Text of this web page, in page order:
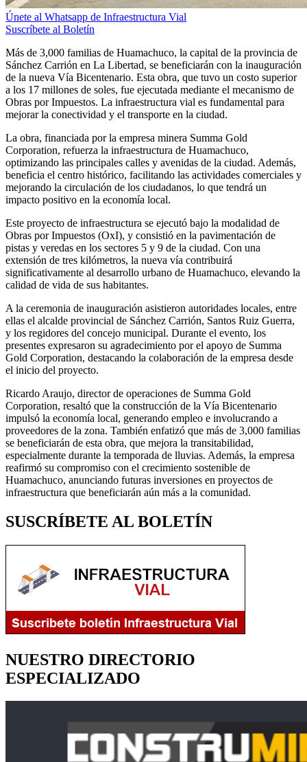
Únete al Whatsapp de Infraestructura Vial
Suscríbete al Boletín
Más de 3,000 familias de Huamachuco, la capital de la provincia de
Sánchez Carrión en La Libertad, se beneficiarán con la inauguración
de la nueva Vía Bicentenario. Esta obra, que tuvo un costo superior
a los 17 millones de soles, fue ejecutada mediante el mecanismo de
Obras por Impuestos. La infraestructura vial es fundamental para
mejorar la conectividad y el transporte en la ciudad.
La obra, financiada por la empresa minera Summa Gold
Corporation, refuerza la infraestructura de Huamachuco,
optimizando las principales calles y avenidas de la ciudad. Además,
beneficia el centro histórico, facilitando las actividades comerciales y
mejorando la circulación de los ciudadanos, lo que tendrá un
impacto positivo en la economía local.
Este proyecto de infraestructura se ejecutó bajo la modalidad de
Obras por Impuestos (OxI), y consistió en la pavimentación de
pistas y veredas en los sectores 5 y 9 de la ciudad. Con una
extensión de tres kilómetros, la nueva vía contribuirá
significativamente al desarrollo urbano de Huamachuco, elevando la
calidad de vida de sus habitantes.
A la ceremonia de inauguración asistieron autoridades locales, entre
ellas el alcalde provincial de Sánchez Carrión, Santos Ruiz Guerra,
y los regidores del concejo municipal. Durante el evento, los
presentes expresaron su agradecimiento por el apoyo de Summa
Gold Corporation, destacando la colaboración de la empresa desde
el inicio del proyecto.
Ricardo Araujo, director de operaciones de Summa Gold
Corporation, resaltó que la construcción de la Vía Bicentenario
impulsó la economía local, generando empleo e involucrando a
proveedores de la zona. También enfatizó que más de 3,000 familias
se beneficiarán de esta obra, que mejora la transitabilidad,
especialmente durante la temporada de lluvias. Además, la empresa
reafirmó su compromiso con el crecimiento sostenible de
Huamachuco, anunciando futuras inversiones en proyectos de
infraestructura que beneficiarán aún más a la comunidad.
SUSCRÍBETE AL BOLETÍN
NUESTRO DIRECTORIO
ESPECIALIZADO